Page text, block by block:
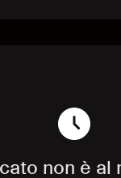
non è al